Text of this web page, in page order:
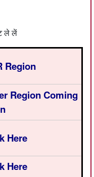
ले लें
Region
Region Coming
Here
Here